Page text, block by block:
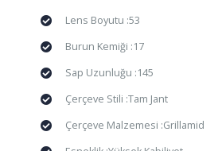
Lens Boyutu :53
Burun Kemiği :17
Sap Uzunluğu :145
Çerçeve Stili :Tam Jant
Çerçeve Malzemesi :Grillamid